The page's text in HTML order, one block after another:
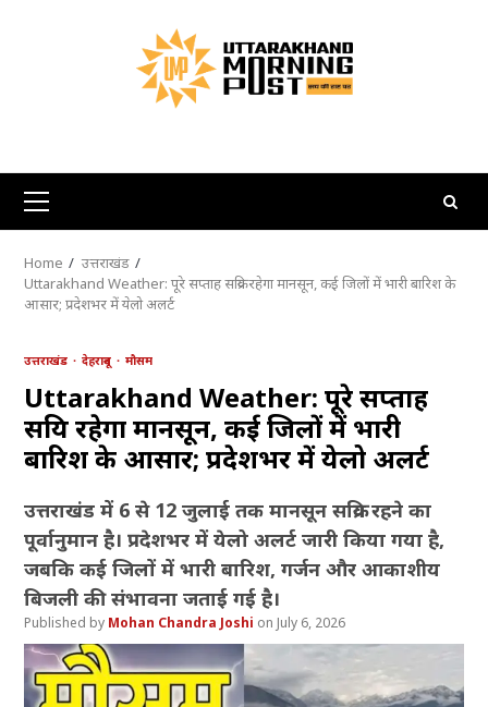
Primary
Menu
Home
उत्तराखंड
Uttarakhand Weather: पूरे सप्ताह सक्रिय रहेगा मानसून, कई जिलों में भारी बारिश के
आसार; प्रदेशभर में येलो अलर्ट
उत्तराखंड देहरादून मौसम
Uttarakhand Weather: पूरे सप्ताह
सक्रिय रहेगा मानसून, कई जिलों में भारी
बारिश के आसार; प्रदेशभर में येलो अलर्ट
उत्तराखंड में 6 से 12 जुलाई तक मानसून सक्रिय रहने का
पूर्वानुमान है। प्रदेशभर में येलो अलर्ट जारी किया गया है,
जबकि कई जिलों में भारी बारिश, गर्जन और आकाशीय
बिजली की संभावना जताई गई है।
Mohan Chandra Joshi July 6, 2026